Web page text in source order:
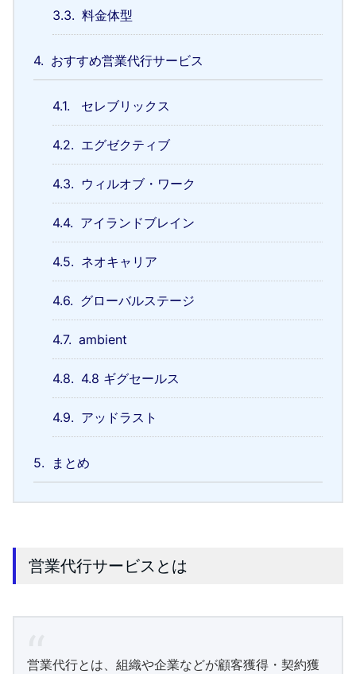
3.3. 料金体型
4. おすすめ営業代行サービス
4.1. セレブリックス
4.2. エグゼクティブ
4.3. ウィルオブ・ワーク
4.4. アイランドブレイン
4.5. ネオキャリア
4.6. グローバルステージ
4.7. ambient
4.8. 4.8 ギグセールス
4.9. アッドラスト
5. まとめ
営業代行サービスとは
営業代行とは、組織や企業などが顧客獲得・契約獲